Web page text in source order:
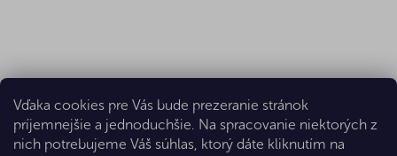
Vďaka cookies pre Vás bude prezeranie stránok
príjemnejšie a jednoduchšie. Na spracovanie niektorých z
nich potrebujeme Váš súhlas, ktorý dáte kliknutím na